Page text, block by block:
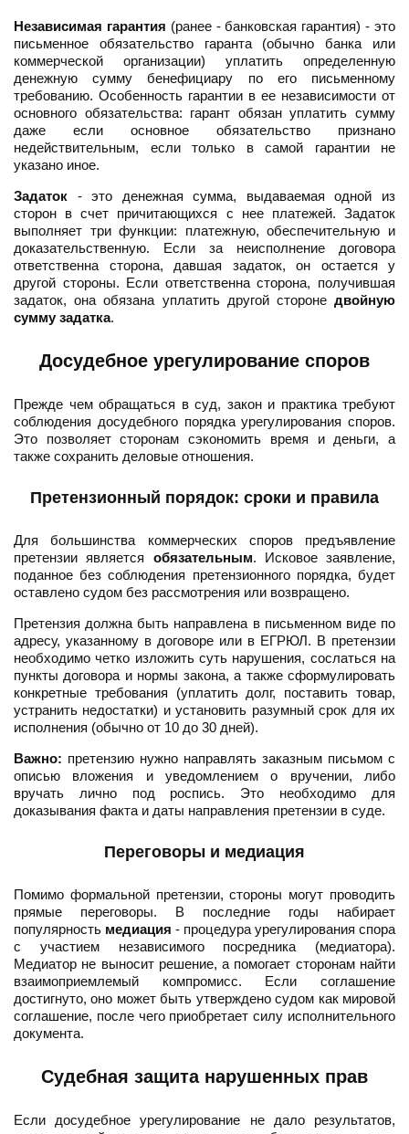
Независимая гарантия (ранее - банковская гарантия) - это
письменное обязательство гаранта (обычно банка или
коммерческой организации) уплатить определенную
денежную сумму бенефициару по его письменному
требованию. Особенность гарантии в ее независимости от
основного обязательства: гарант обязан уплатить сумму
даже если основное обязательство признано
недействительным, если только в самой гарантии не
указано иное.
Задаток - это денежная сумма, выдаваемая одной из
сторон в счет причитающихся с нее платежей. Задаток
выполняет три функции: платежную, обеспечительную и
доказательственную. Если за неисполнение договора
ответственна сторона, давшая задаток, он остается у
другой стороны. Если ответственна сторона, получившая
задаток, она обязана уплатить другой стороне двойную
сумму задатка.
Досудебное урегулирование споров
Прежде чем обращаться в суд, закон и практика требуют
соблюдения досудебного порядка урегулирования споров.
Это позволяет сторонам сэкономить время и деньги, а
также сохранить деловые отношения.
Претензионный порядок: сроки и правила
Для большинства коммерческих споров предъявление
претензии является обязательным. Исковое заявление,
поданное без соблюдения претензионного порядка, будет
оставлено судом без рассмотрения или возвращено.
Претензия должна быть направлена в письменном виде по
адресу, указанному в договоре или в ЕГРЮЛ. В претензии
необходимо четко изложить суть нарушения, сослаться на
пункты договора и нормы закона, а также сформулировать
конкретные требования (уплатить долг, поставить товар,
устранить недостатки) и установить разумный срок для их
исполнения (обычно от 10 до 30 дней).
Важно: претензию нужно направлять заказным письмом с
описью вложения и уведомлением о вручении, либо
вручать лично под роспись. Это необходимо для
доказывания факта и даты направления претензии в суде.
Переговоры и медиация
Помимо формальной претензии, стороны могут проводить
прямые переговоры. В последние годы набирает
популярность медиация - процедура урегулирования спора
с участием независимого посредника (медиатора).
Медиатор не выносит решение, а помогает сторонам найти
взаимоприемлемый компромисс. Если соглашение
достигнуто, оно может быть утверждено судом как мировой
соглашение, после чего приобретает силу исполнительного
документа.
Судебная защита нарушенных прав
Если досудебное урегулирование не дало результатов,